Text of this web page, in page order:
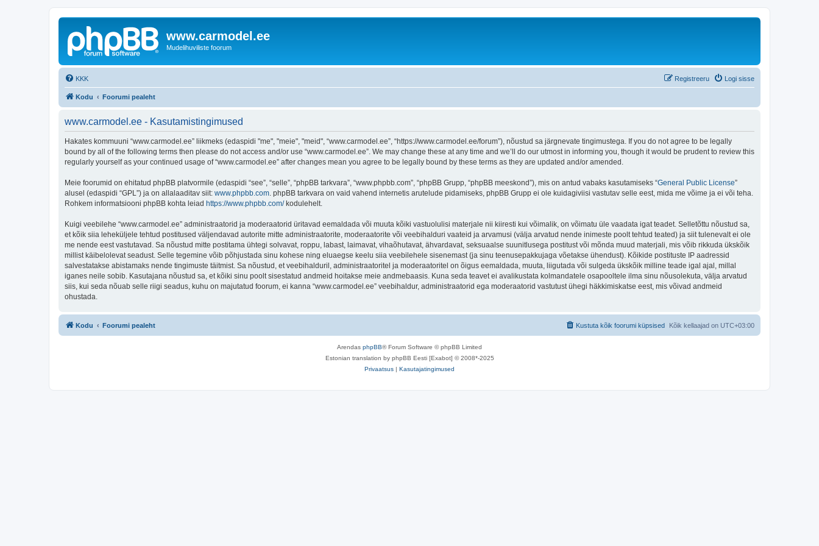
www.carmodel.ee
Mudelihuviliste foorum
KKK Logi sisse
Registreeru
Kodu Foorumi pealeht
www.carmodel.ee - Kasutamistingimused
Hakates kommuuni “www.carmodel.ee” liikmeks (edaspidi "me", "meie", "meid", “www.carmodel.ee”, “https://www.carmodel.ee/forum”), nõustud sa järgnevate tingimustega. If you do not agree to be legally
bound by all of the following terms then please do not access and/or use “www.carmodel.ee”. We may change these at any time and we’ll do our utmost in informing you, though it would be prudent to review this
regularly yourself as your continued usage of “www.carmodel.ee” after changes mean you agree to be legally bound by these terms as they are updated and/or amended.
Meie foorumid on ehitatud phpBB platvormile (edaspidi “see”, “selle”, “phpBB tarkvara”, “www.phpbb.com”, “phpBB Grupp, “phpBB meeskond”), mis on antud vabaks kasutamiseks “General Public License”
alusel (edaspidi “GPL”) ja on allalaaditav siit: www.phpbb.com . phpBB tarkvara on vaid vahend internetis arutelude pidamiseks, phpBB Grupp ei ole kuidagiviisi vastutav selle eest, mida me võime ja ei või teha.
Rohkem informatsiooni phpBB kohta leiad https://www.phpbb.com/kodulehelt.
Kuigi veebilehe “www.carmodel.ee” administraatorid ja moderaatorid üritavad eemaldada või muuta kõiki vastuolulisi materjale nii kiiresti kui võimalik, on võimatu üle vaadata igat teadet. Selletõttu nõustud sa,
et kõik siia leheküljele tehtud postitused väljendavad autorite mitte administraatorite, moderaatorite või veebihalduri vaateid ja arvamusi (välja arvatud nende inimeste poolt tehtud teated) ja siit tulenevalt ei ole
me nende eest vastutavad. Sa nõustud mitte postitama ühtegi solvavat, roppu, labast, laimavat, vihaõhutavat, ähvardavat, seksuaalse suunitlusega postitust või mõnda muud materjali, mis võib rikkuda ükskõik
millist käibelolevat seadust. Selle tegemine võib põhjustada sinu kohese ning eluaegse keelu siia veebilehele sisenemast (ja sinu teenusepakkujaga võetakse ühendust). Kõikide postituste IP aadressid
salvestatakse abistamaks nende tingimuste täitmist. Sa nõustud, et veebihalduril, administraatoritel ja moderaatoritel on õigus eemaldada, muuta, liigutada või sulgeda ükskõik milline teade igal ajal, millal
iganes neile sobib. Kasutajana nõustud sa, et kõiki sinu poolt sisestatud andmeid hoitakse meie andmebaasis. Kuna seda teavet ei avalikustata kolmandatele osapooltele ilma sinu nõusolekuta, välja arvatud
siis, kui seda nõuab selle riigi seadus, kuhu on majutatud foorum, ei kanna “www.carmodel.ee” veebihaldur, administraatorid ega moderaatorid vastutust ühegi häkkimiskatse eest, mis võivad andmeid
ohustada.
Kodu Foorumi pealeht Kõik kellaajad on UTC+03:00
Kustuta kõik foorumi küpsised
Arendas phpBB® Forum Software © phpBB Limited
Estonian translation by phpBB Eesti [Exabot] © 2008*-2025
Privaatsus | Kasutajatingimused